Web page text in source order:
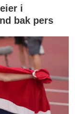
i
bak pers